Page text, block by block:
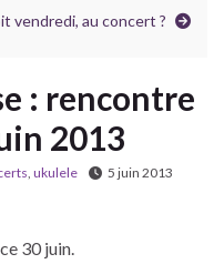
vendredi, au concert ?
: rencontre
2013
ukulele
5 juin 2013
30 juin.